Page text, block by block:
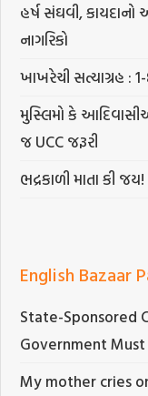
હર્ષ સંઘવી, કાયદાનો
નાગરિકો
ખાખરેચી સત્યાગ્રહ :
મુસ્લિમો કે
જ UCC જરૂરી
ભદ્રકાળી માતા કી જય!
English Bazaar
State-Sponsored
Government
My mother cries